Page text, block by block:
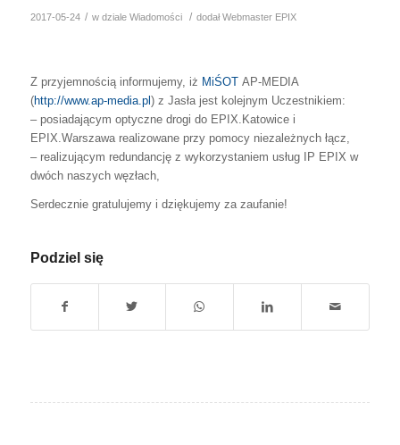
2017-05-24 / w dziale Wiadomości / dodałWebmaster EPIX
Z przyjemnością informujemy, iż MiŚOTAP-MEDIA
(http://www.ap-media.pl ) z Jasła jest kolejnym Uczestnikiem:
– posiadającym optyczne drogi do EPIX.Katowice i
EPIX.Warszawa realizowane przy pomocy niezależnych łącz,
– realizującym redundancję z wykorzystaniem usług IP EPIX w
dwóch naszych węzłach,
Serdecznie gratulujemy i dziękujemy za zaufanie!
Podziel się